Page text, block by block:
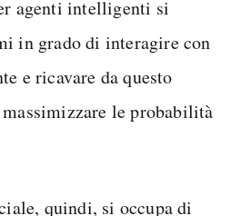
agenti intelligenti si
in grado di interagire con
e ricavare da questo
le probabilità
quindi, si occupa di